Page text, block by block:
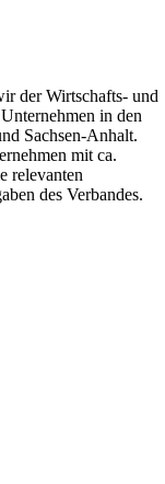
der Wirtschafts- und
in den
Sachsen-Anhalt.
mit ca.
relevanten
des Verbandes.